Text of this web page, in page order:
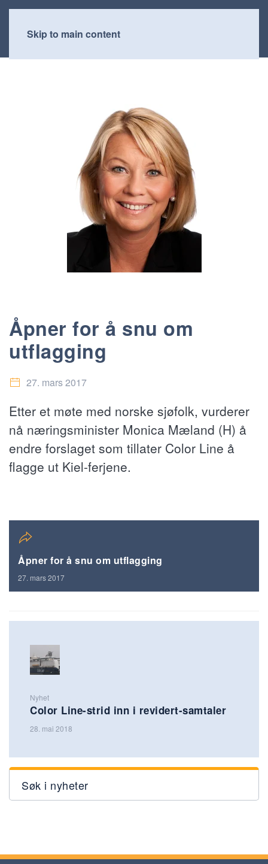
Skip to main content
Åpner for å snu om
utflagging
27. mars 2017
Etter et møte med norske sjøfolk, vurderer
nå næringsminister Monica Mæland (H) å
endre forslaget som tillater Color Line å
flagge ut Kiel-ferjene.
Åpner for å snu om utflagging
27. mars 2017
Nyhet
Color Line-strid inn i revidert-samtaler
28. mai 2018
Søk i nyheter